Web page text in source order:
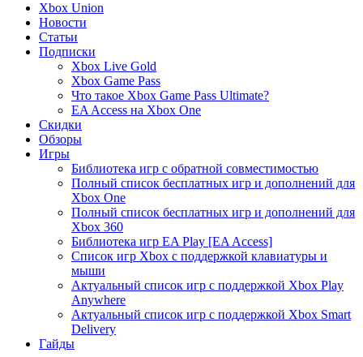
Xbox Union
Новости
Статьи
Подписки
Xbox Live Gold
Xbox Game Pass
Что такое Xbox Game Pass Ultimate?
EA Access на Xbox One
Скидки
Обзоры
Игры
Библиотека игр с обратной совместимостью
Полный список бесплатных игр и дополнений для
Xbox One
Полный список бесплатных игр и дополнений для
Xbox 360
Библиотека игр EA Play [EA Access]
Список игр Xbox c поддержкой клавиатуры и
мыши
Актуальный список игр с поддержкой Xbox Play
Anywhere
Актуальный список игр с поддержкой Xbox Smart
Delivery
Гайды